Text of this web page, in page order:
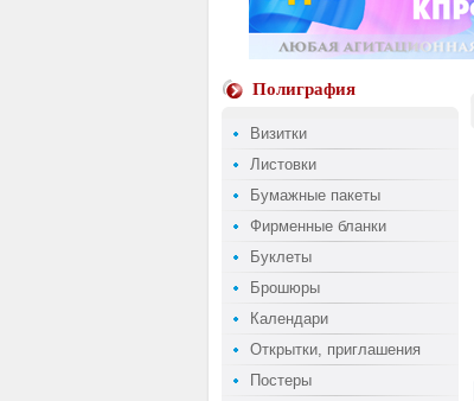
Полиграфия
Визитки
Листовки
Бумажные пакеты
Фирменные бланки
Буклеты
Брошюры
Календари
Открытки, приглашения
Постеры